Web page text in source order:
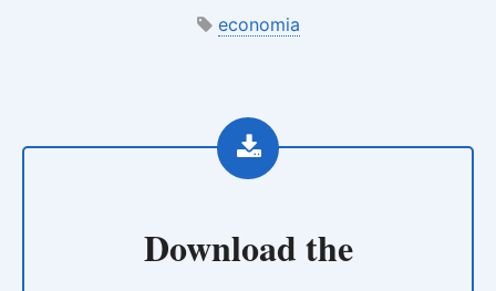
economia
Download the